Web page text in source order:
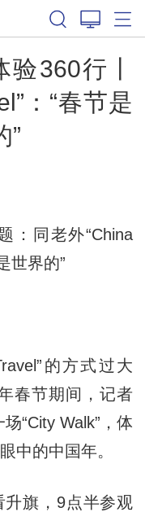
360行丨
：“春节是
”
同老外“China
世界的”
的方式过大
春节期间，记者
“City Walk”，体
中的中国年。
旗，9点半参观